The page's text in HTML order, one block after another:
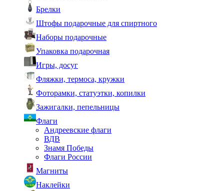
Брелки
Штофы подарочные для спиртного
Наборы подарочные
Упаковка подарочная
Игры, досуг
Фляжки, термоса, кружки
Фоторамки, статуэтки, копилки
Зажигалки, пепельницы
Флаги
Андреевские флаги
ВДВ
Знамя Победы
Флаги России
Магниты
Наклейки